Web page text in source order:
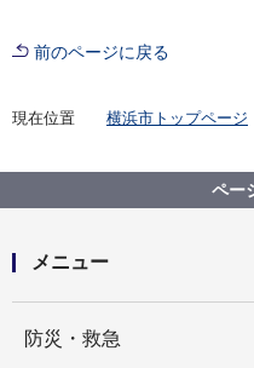
前のページに戻る
現在位置
横浜市トップページ
125cc超のバイクや
手続きを行いたいの
ペー
メニュー
防災・救急